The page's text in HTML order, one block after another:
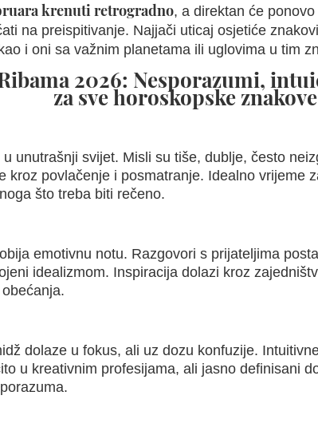
krenuti retrogradno, a direktan će ponovo
na preispitivanje. Najjači uticaj osjetiće znakovi
i oni sa važnim planetama ili uglovima u tim
2026: Nesporazumi,
za sve horoskopske znakove
unutrašnji svijet. Misli su tiše, dublje, često
kroz povlačenje i posmatranje. Idealno vrijeme
što treba biti rečeno.
emotivnu notu. Razgovori s prijateljima
idealizmom. Inspiracija dolazi kroz
dolaze u fokus, ali uz dozu konfuzije.
u kreativnim profesijama, ali jasno definisani